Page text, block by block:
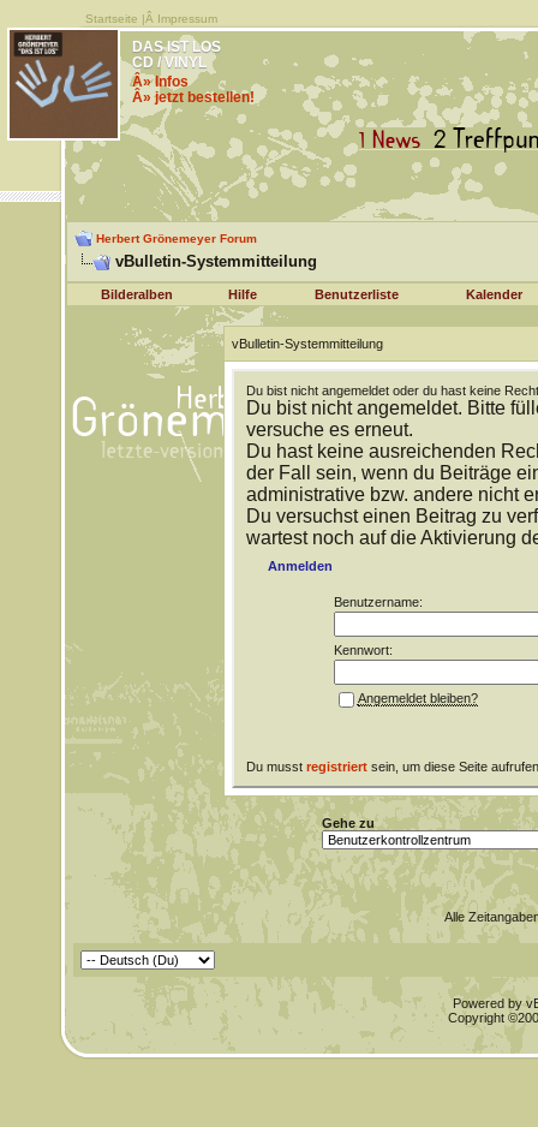
Startseite |Â Impressum
DAS IST LOS
CD / VINYL
Â» Infos
Â» jetzt bestellen!
Herbert Grönemeyer Forum
vBulletin-Systemmitteilung
Bilderalben Hilfe Benutzerliste Kalender
vBulletin-Systemmitteilung
Du bist nicht angemeldet oder du hast keine
Du bist nicht angemeldet. Bitte
versuche es erneut.
Du hast keine ausreichenden
der Fall sein, wenn du Beiträge
administrative bzw. andere nicht
Du versuchst einen Beitrag zu
wartest noch auf die Aktivierung
Anmelden
Benutzername:
Kennwort:
Angemeldet bleiben?
Du musst registriertsein, um diese Seite
Gehe zu
Alle
Powered by
Copyright